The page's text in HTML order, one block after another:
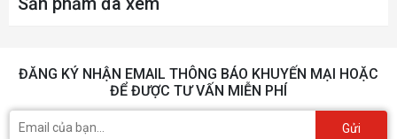
Customized full-module wiring
Compact and user-friendly 100mm body design
and full-module embossed wiring, making it easy
ĐĂNG KÝ NHẬN EMAIL THÔNG BÁO KHUYẾN MẠI HOẶC
ĐỂ ĐƯỢC TƯ VẤN MIỄN PHÍ
Gửi